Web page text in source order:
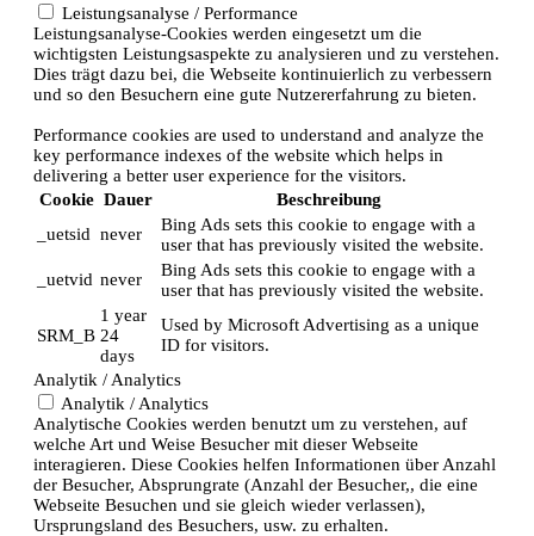
Leistungsanalyse / Performance
Leistungsanalyse-Cookies werden eingesetzt um die
wichtigsten Leistungsaspekte zu analysieren und zu verstehen.
Dies trägt dazu bei, die Webseite kontinuierlich zu verbessern
und so den Besuchern eine gute Nutzererfahrung zu bieten.
Performance cookies are used to understand and analyze the
key performance indexes of the website which helps in
delivering a better user experience for the visitors.
Cookie Dauer
Beschreibung
_uetsid never
Bing Ads sets this cookie to engage with a
user that has previously visited the website.
_uetvid never
Bing Ads sets this cookie to engage with a
user that has previously visited the website.
SRM_B
1 year
24
days
Used by Microsoft Advertising as a unique
ID for visitors.
Analytik / Analytics
Analytik / Analytics
Analytische Cookies werden benutzt um zu verstehen, auf
welche Art und Weise Besucher mit dieser Webseite
interagieren. Diese Cookies helfen Informationen über Anzahl
der Besucher, Absprungrate (Anzahl der Besucher,, die eine
Webseite Besuchen und sie gleich wieder verlassen),
Ursprungsland des Besuchers, usw. zu erhalten.